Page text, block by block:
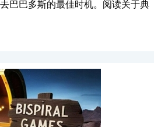
巴巴多斯的最佳时机。阅读关于典